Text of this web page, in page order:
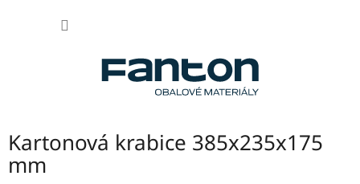
Kartonová krabice 385x235x175
mm